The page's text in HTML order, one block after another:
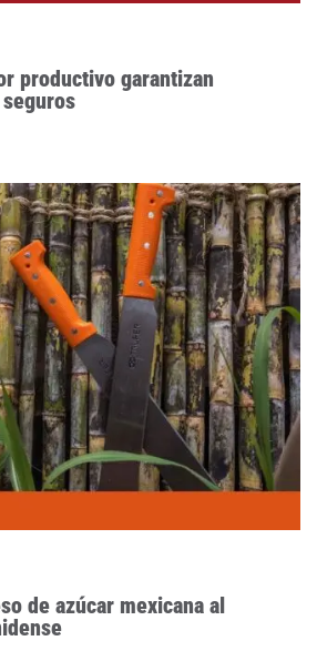
productivo garantizan
de azúcar mexicana al